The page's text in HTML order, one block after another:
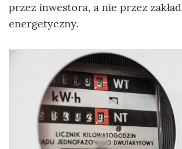
przez inwestora, a nie przez zakład
energetyczny.